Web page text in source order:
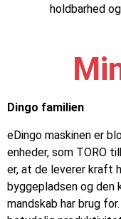
holdbarhed
Dingo familien
eDingo maskinen er
enheder, som TORO
er, at de leverer kraft
byggepladsen og
mandskab har brug